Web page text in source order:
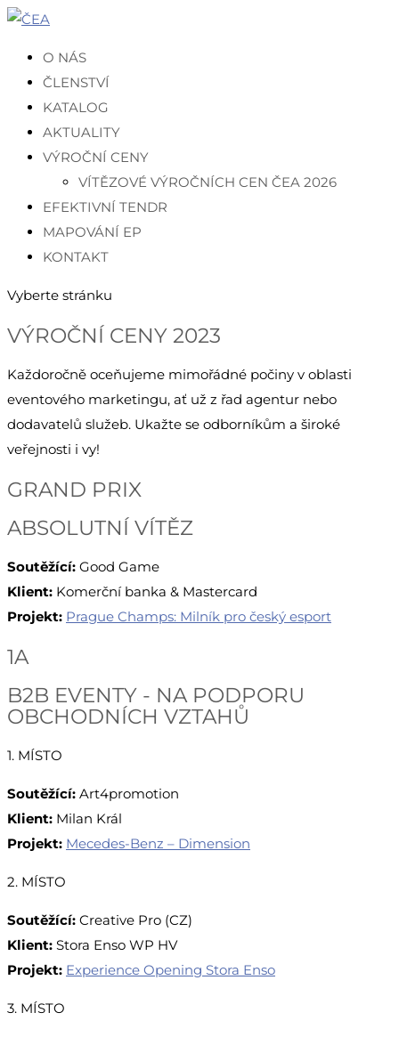
O NÁS
ČLENSTVÍ
KATALOG
AKTUALITY
VÝROČNÍ CENY
VÍTĚZOVÉ VÝROČNÍCH CEN ČEA 2026
EFEKTIVNÍ TENDR
MAPOVÁNÍ EP
KONTAKT
Vyberte stránku
VÝROČNÍ CENY 2023
Každoročně oceňujeme mimořádné počiny v oblasti
eventového marketingu, ať už z řad agentur nebo
dodavatelů služeb. Ukažte se odborníkům a široké
veřejnosti i vy!
GRAND PRIX
ABSOLUTNÍ VÍTĚZ
Soutěžící: Good Game
Klient: Komerční banka & Mastercard
Projekt: Prague Champs: Milník pro český esport
1A
B2B EVENTY - NA PODPORU
OBCHODNÍCH VZTAHŮ
1. MÍSTO
Soutěžící: Art4promotion
Klient: Milan Král
Projekt: Mecedes-Benz – Dimension
2. MÍSTO
Soutěžící: Creative Pro (CZ)
Klient: Stora Enso WP HV
Projekt: Experience Opening Stora Enso
3. MÍSTO